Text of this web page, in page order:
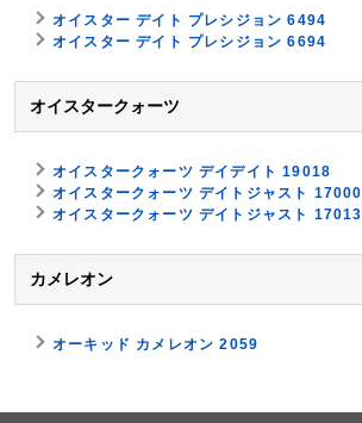
オイスター デイト プレシジョン 6494
オイスター デイト プレシジョン 6694
オイスタークォーツ
オイスタークォーツ デイデイト 19018
オイスタークォーツ デイトジャスト 17000
オイスタークォーツ デイトジャスト 17013
カメレオン
オーキッド カメレオン 2059